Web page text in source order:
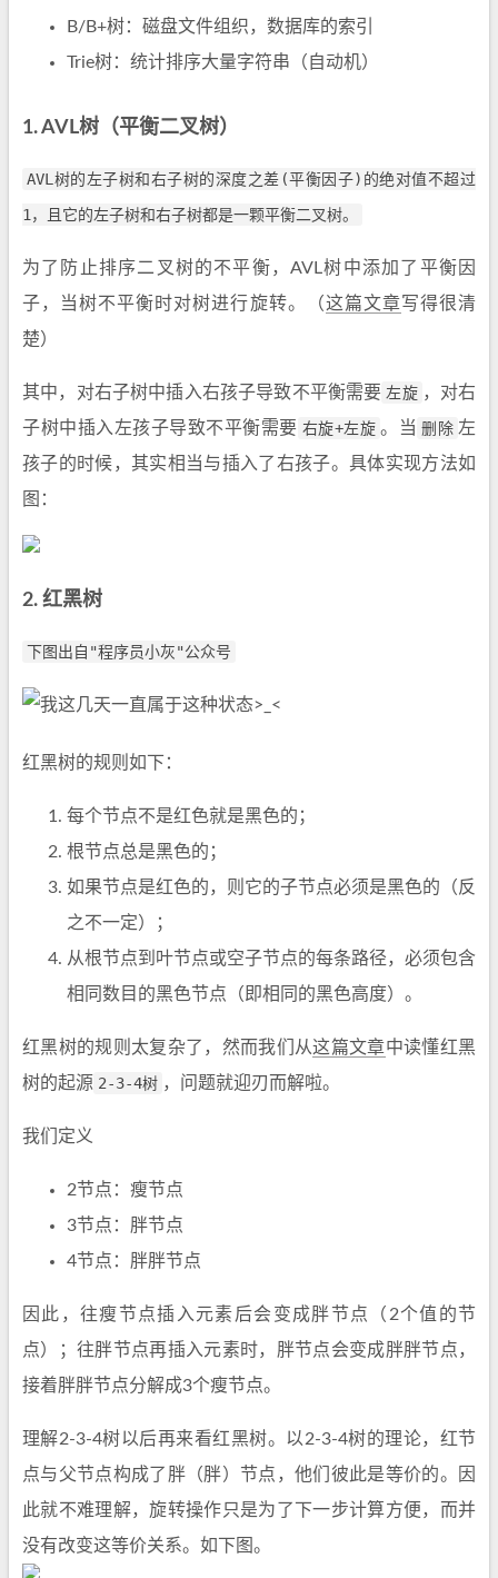
B/B+树：磁盘文件组织，数据库的索引
Trie树：统计排序大量字符串（自动机）
1. AVL树（平衡二叉树）
AVL树的左子树和右子树的深度之差(平衡因子)的绝对值不超过
1，且它的左子树和右子树都是一颗平衡二叉树。
为了防止排序二叉树的不平衡，AVL树中添加了平衡因
子，当树不平衡时对树进行旋转。（这篇文章写得很清
楚）
其中，对右子树中插入右孩子导致不平衡需要 左旋 ，对右
子树中插入左孩子导致不平衡需要 右旋+左旋 。当 删除 左
孩子的时候，其实相当与插入了右孩子。具体实现方法如
图：
2. 红黑树
下图出自"程序员小灰"公众号
红黑树的规则如下：
每个节点不是红色就是黑色的；
根节点总是黑色的；
如果节点是红色的，则它的子节点必须是黑色的（反
之不一定）；
从根节点到叶节点或空子节点的每条路径，必须包含
相同数目的黑色节点（即相同的黑色高度）。
红黑树的规则太复杂了，然而我们从这篇文章中读懂红黑
树的起源 2-3-4树 ，问题就迎刃而解啦。
我们定义
2节点：瘦节点
3节点：胖节点
4节点：胖胖节点
因此，往瘦节点插入元素后会变成胖节点（2个值的节
点）；往胖节点再插入元素时，胖节点会变成胖胖节点，
接着胖胖节点分解成3个瘦节点。
理解2-3-4树以后再来看红黑树。以2-3-4树的理论，红节
点与父节点构成了胖（胖）节点，他们彼此是等价的。因
此就不难理解，旋转操作只是为了下一步计算方便，而并
没有改变这等价关系。如下图。